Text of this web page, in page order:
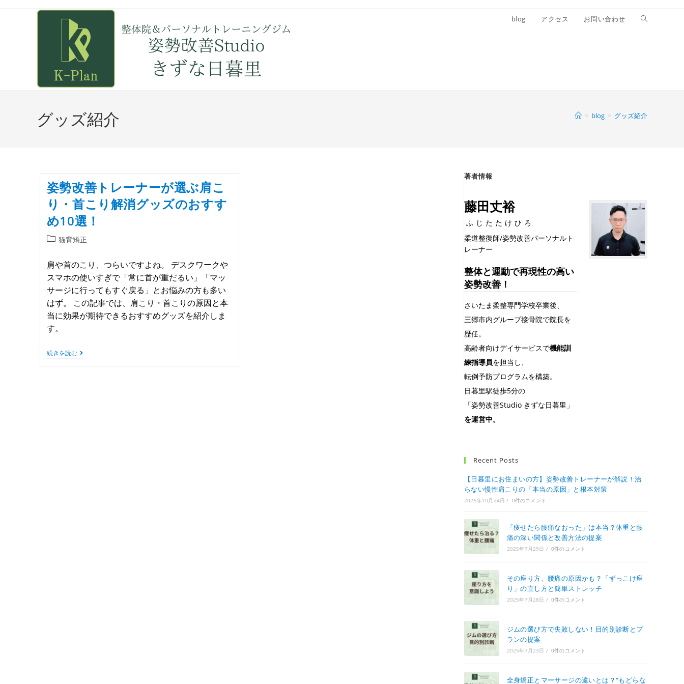
blog アクセス お問い合わせ
グッズ紹介 > blog > グッズ紹介
姿勢改善トレーナーが選ぶ肩こ
り・首こり解消グッズのおすす
め10選！
猫背矯正
肩や首のこり、つらいですよね。 デスクワークや
スマホの使いすぎで「常に首が重だるい」「マッ
サージに行ってもすぐ戻る」とお悩みの方も多い
はず。 この記事では、肩こり・首こりの原因と本
当に効果が期待できるおすすめグッズを紹介しま
す。
続きを読む
著者情報
藤田丈裕
ふじたたけひろ
柔道整復師/姿勢改善パーソナルト
レーナー
整体と運動で再現性の高い
姿勢改善！
さいたま柔整専門学校卒業後、
三郷市内グループ接骨院で院長を
歴任。
高齢者向けデイサービスで機能訓
練指導員を担当し、
転倒予防プログラムを構築。
日暮里駅徒歩5分の
「姿勢改善Studio きずな日暮里」
を運営中。
Recent Posts
【日暮里にお住まいの方】姿勢改善トレーナーが解説！治
らない慢性肩こりの「本当の原因」と根本対策
2025年10月24日 / 0件のコメント
「痩せたら腰痛なおった」は本当？体重と腰
痛の深い関係と改善方法の提案
2025年7月29日 / 0件のコメント
その座り方、腰痛の原因かも？「ずっこけ座
り」の直し方と簡単ストレッチ
2025年7月28日 / 0件のコメント
ジムの選び方で失敗しない！目的別診断とプ
ランの提案
2025年7月23日 / 0件のコメント
全身矯正とマーサージの違いとは？“もどらな